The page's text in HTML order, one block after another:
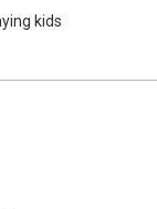
kids